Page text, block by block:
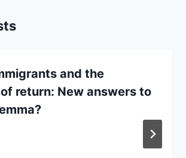
and the
return: New answers to